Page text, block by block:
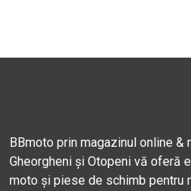
BBmoto prin magazinul online
Gheorgheni și Otopeni vă oferă
moto și piese de schimb pentru